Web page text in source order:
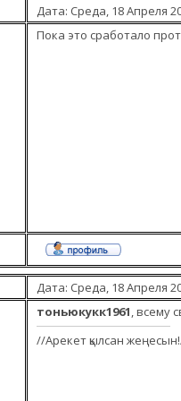
Дата: Среда, 18 Апреля
Пока это сработало
Дата: Среда, 18 Апреля
тоньюкукк1961, всему
//Арекет қылсан